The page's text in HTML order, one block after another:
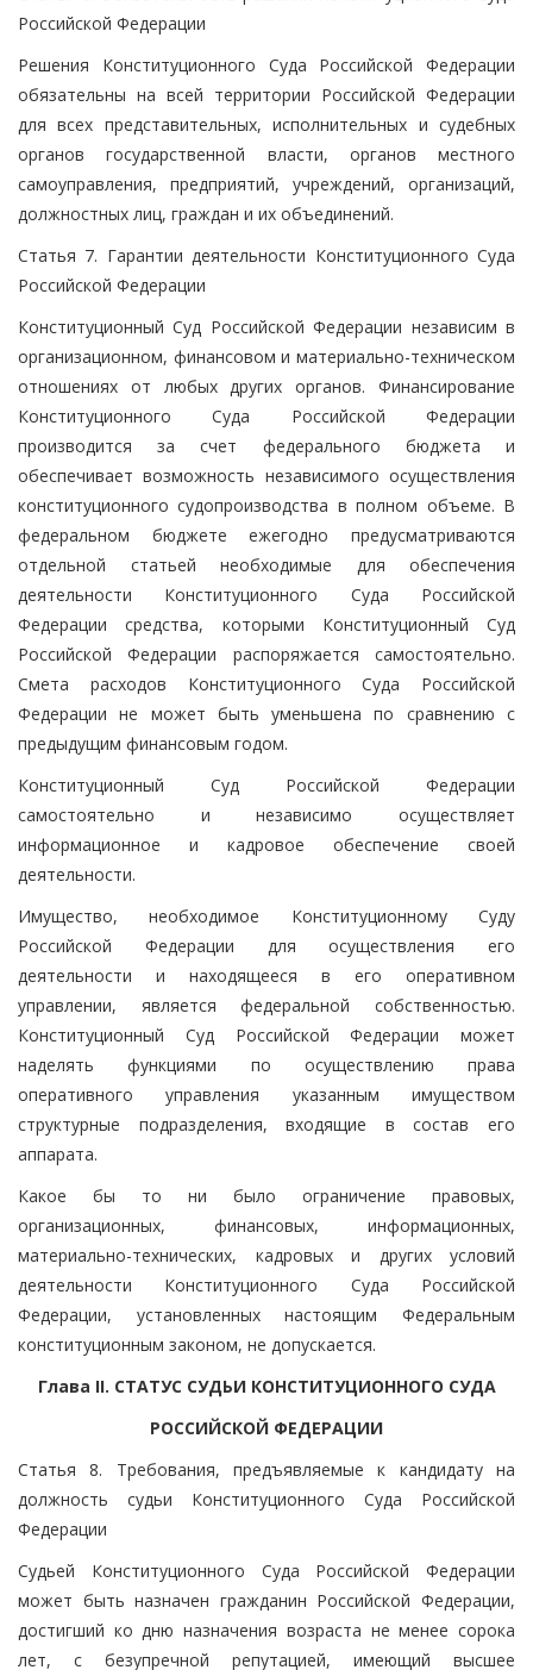
Российской Федерации
Решения Конституционного Суда Российской Федерации
обязательны на всей территории Российской Федерации
для всех представительных, исполнительных и судебных
органов государственной власти, органов местного
самоуправления, предприятий, учреждений, организаций,
должностных лиц, граждан и их объединений.
Статья 7. Гарантии деятельности Конституционного Суда
Российской Федерации
Конституционный Суд Российской Федерации независим в
организационном, финансовом и материально-техническом
отношениях от любых других органов. Финансирование
Конституционного Суда Российской Федерации
производится за счет федерального бюджета и
обеспечивает возможность независимого осуществления
конституционного судопроизводства в полном объеме. В
федеральном бюджете ежегодно предусматриваются
отдельной статьей необходимые для обеспечения
деятельности Конституционного Суда Российской
Федерации средства, которыми Конституционный Суд
Российской Федерации распоряжается самостоятельно.
Смета расходов Конституционного Суда Российской
Федерации не может быть уменьшена по сравнению с
предыдущим финансовым годом.
Конституционный Суд Российской Федерации
самостоятельно и независимо осуществляет
информационное и кадровое обеспечение своей
деятельности.
Имущество, необходимое Конституционному Суду
Российской Федерации для осуществления его
деятельности и находящееся в его оперативном
управлении, является федеральной собственностью.
Конституционный Суд Российской Федерации может
наделять функциями по осуществлению права
оперативного управления указанным имуществом
структурные подразделения, входящие в состав его
аппарата.
Какое бы то ни было ограничение правовых,
организационных, финансовых, информационных,
материально-технических, кадровых и других условий
деятельности Конституционного Суда Российской
Федерации, установленных настоящим Федеральным
конституционным законом, не допускается.
Глава II. СТАТУС СУДЬИ КОНСТИТУЦИОННОГО СУДА
РОССИЙСКОЙ ФЕДЕРАЦИИ
Статья 8. Требования, предъявляемые к кандидату на
должность судьи Конституционного Суда Российской
Федерации
Судьей Конституционного Суда Российской Федерации
может быть назначен гражданин Российской Федерации,
достигший ко дню назначения возраста не менее сорока
лет, с безупречной репутацией, имеющий высшее